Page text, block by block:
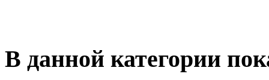
В данной категории